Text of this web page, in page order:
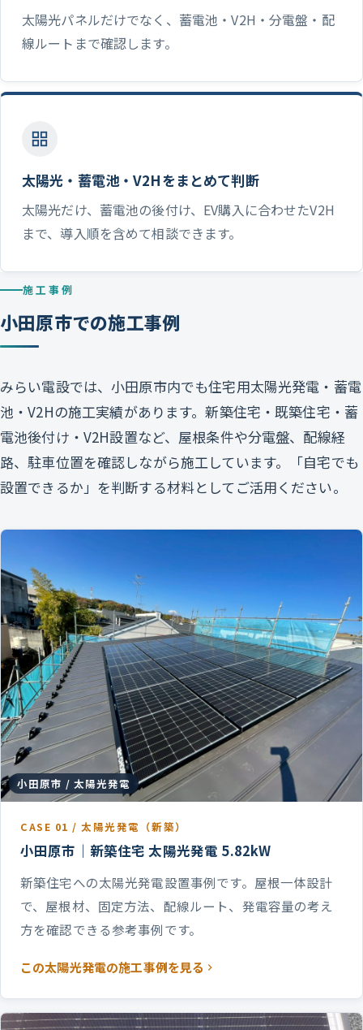
太陽光パネルだけでなく、蓄電池・V2H・分電盤・配
線ルートまで確認します。
太陽光・蓄電池・V2Hをまとめて判断
太陽光だけ、蓄電池の後付け、EV購入に合わせたV2H
まで、導入順を含めて相談できます。
施工事例
小田原市での施工事例
みらい電設では、小田原市内でも住宅用太陽光発電・蓄電
池・V2Hの施工実績があります。新築住宅・既築住宅・蓄
電池後付け・V2H設置など、屋根条件や分電盤、配線経
路、駐車位置を確認しながら施工しています。「自宅でも
設置できるか」を判断する材料としてご活用ください。
小田原市 / 太陽光発電
CASE 01 / 太陽光発電（新築）
小田原市｜新築住宅 太陽光発電 5.82kW
新築住宅への太陽光発電設置事例です。屋根一体設計
で、屋根材、固定方法、配線ルート、発電容量の考え
方を確認できる参考事例です。
この太陽光発電の施工事例を見る